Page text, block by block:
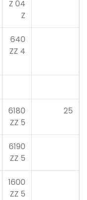
04 Z
Z
640
4 ZZ
25
6180
5 ZZ
6190
5 ZZ
1600
5 ZZ